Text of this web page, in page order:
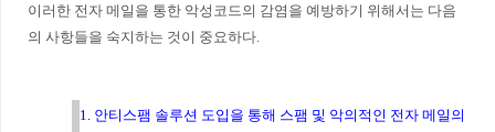
이러한 전자 메일을 통한 악성코드의 감염을 예방하기 위해서는 다음
의 사항들을 숙지하는 것이 중요하다.
1. 안티스팸 솔루션 도입을 통해 스팸 및 악의적인 전자 메일의